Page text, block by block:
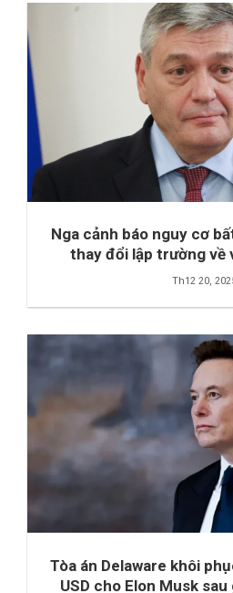
Nga cảnh báo nguy cơ
thay đổi lập trường về
Th12 20,
Tòa án Delaware khôi
USD cho Elon Musk